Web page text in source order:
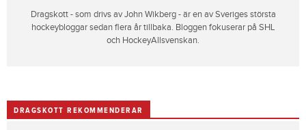
Dragskott - som drivs av John Wikberg - är en av Sveriges största
hockeybloggar sedan flera år tillbaka. Bloggen fokuserar på SHL
och HockeyAllsvenskan.
DRAGSKOTT REKOMMENDERAR